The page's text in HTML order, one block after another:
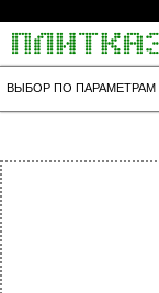
ВЫБОР ПО ПАРАМЕТРАМ